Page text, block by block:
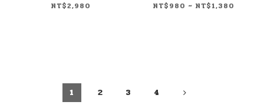
NT$2,980 NT$980 ~ NT$1,380
1 2 3 4